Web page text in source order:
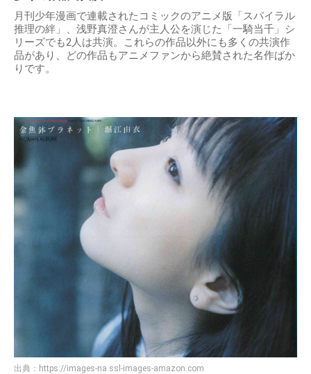
月刊少年漫画で連載されたコミックのアニメ版「スパイラル
推理の絆」、浅野真澄さんが主人公を演じた「一騎当千」シ
リーズでも2人は共演。これらの作品以外にも多くの共演作
品があり、どの作品もアニメファンから絶賛された名作ばか
りです。
出典： https://images-na.ssl-images-amazon.com